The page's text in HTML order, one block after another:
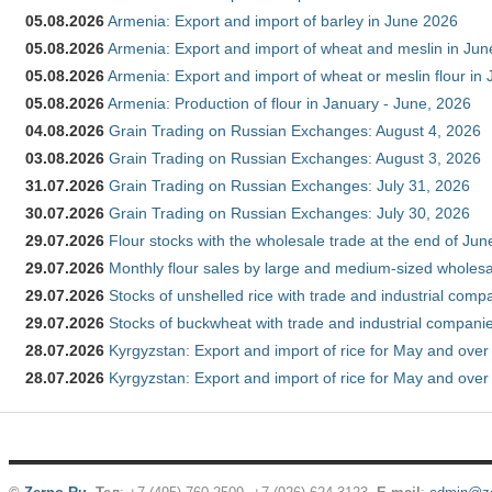
05.08.2026Armenia: Export and import of barley in June 2026
05.08.2026Armenia: Export and import of wheat and meslin in
05.08.2026Armenia: Export and import of wheat or meslin flour in
05.08.2026Armenia: Production of flour in January - June, 2026
04.08.2026 Grain Trading on Russian Exchanges: August 4, 2026
03.08.2026 Grain Trading on Russian Exchanges: August 3, 2026
31.07.2026 Grain Trading on Russian Exchanges: July 31, 2026
30.07.2026 Grain Trading on Russian Exchanges: July 30, 2026
29.07.2026 Flour stocks with the wholesale trade at the end of
29.07.2026 Monthly flour sales by large and medium-sized
29.07.2026 Stocks of unshelled rice with trade and industrial
29.07.2026 Stocks of buckwheat with trade and industrial
28.07.2026 Kyrgyzstan: Export and import of rice for May and
28.07.2026 Kyrgyzstan: Export and import of rice for May and